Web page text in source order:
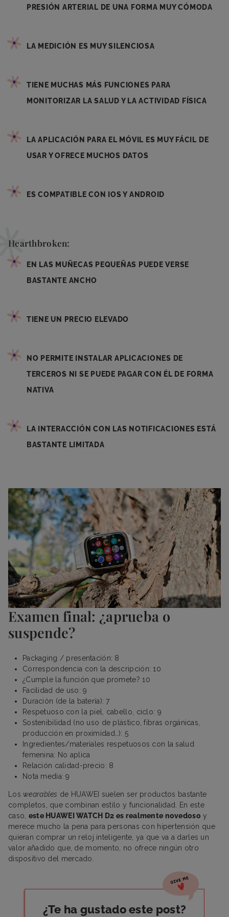
PRESIÓN ARTERIAL DE UNA FORMA MUY CÓMODA
LA MEDICIÓN ES MUY SILENCIOSA
TIENE MUCHAS MÁS FUNCIONES PARA
MONITORIZAR LA SALUD Y LA ACTIVIDAD FÍSICA
LA APLICACIÓN PARA EL MÓVIL ES MUY FÁCIL DE
USAR Y OFRECE MUCHOS DATOS
ES COMPATIBLE CON IOS Y ANDROID
Hearthbroken:
EN LAS MUÑECAS PEQUEÑAS PUEDE VERSE
BASTANTE ANCHO
TIENE UN PRECIO ELEVADO
NO PERMITE INSTALAR APLICACIONES DE
TERCEROS NI SE PUEDE PAGAR CON ÉL DE FORMA
NATIVA
LA INTERACCIÓN CON LAS NOTIFICACIONES ESTÁ
BASTANTE LIMITADA
Examen final: ¿aprueba o
suspende?
Packaging / presentación: 8
Correspondencia con la descripción: 10
¿Cumple la función que promete? 10
Facilidad de uso: 9
Duración (de la batería): 7
Respetuoso con la piel, cabello, ciclo: 9
Sostenibilidad (no uso de plástico, fibras orgánicas,
producción en proximidad…): 5
Ingredientes/materiales respetuosos con la salud
femenina: No aplica
Relación calidad-precio: 8
Nota media: 9
Los wearables de HUAWEI suelen ser productos bastante
completos, que combinan estilo y funcionalidad. En este
caso, este HUAWEI WATCH D2 es realmente novedoso y
merece mucho la pena para personas con hipertensión que
quieran comprar un reloj inteligente, ya que va a darles un
valor añadido que, de momento, no ofrece ningún otro
dispositivo del mercado.
¿Te ha gustado este post?